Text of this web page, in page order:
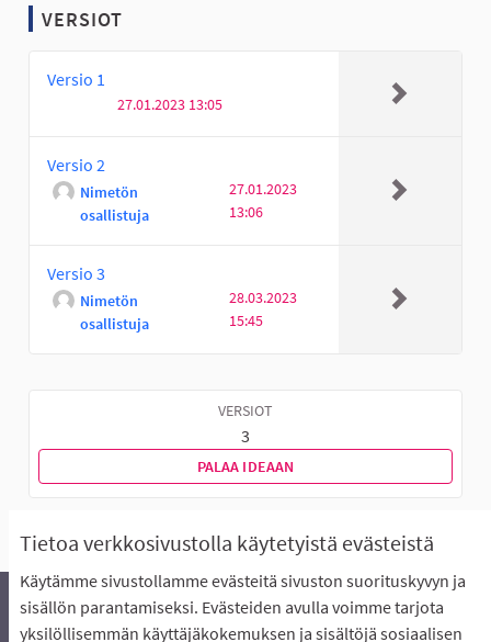
Tietoa verkkosivustolla käytetyistä evästeistä
Käytämme sivustollamme evästeitä sivuston suorituskyvyn ja
sisällön parantamiseksi. Evästeiden avulla voimme tarjota
yksilöllisemmän käyttäjäkokemuksen ja sisältöjä sosiaalisen
VERSIOT
Versio 1
27.01.2023 13:05
Versio 2
Nimetön
osallistuja
27.01.2023
13:06
Versio 3
Nimetön
osallistuja
28.03.2023
15:45
VERSIOT
3
PALAA IDEAAN